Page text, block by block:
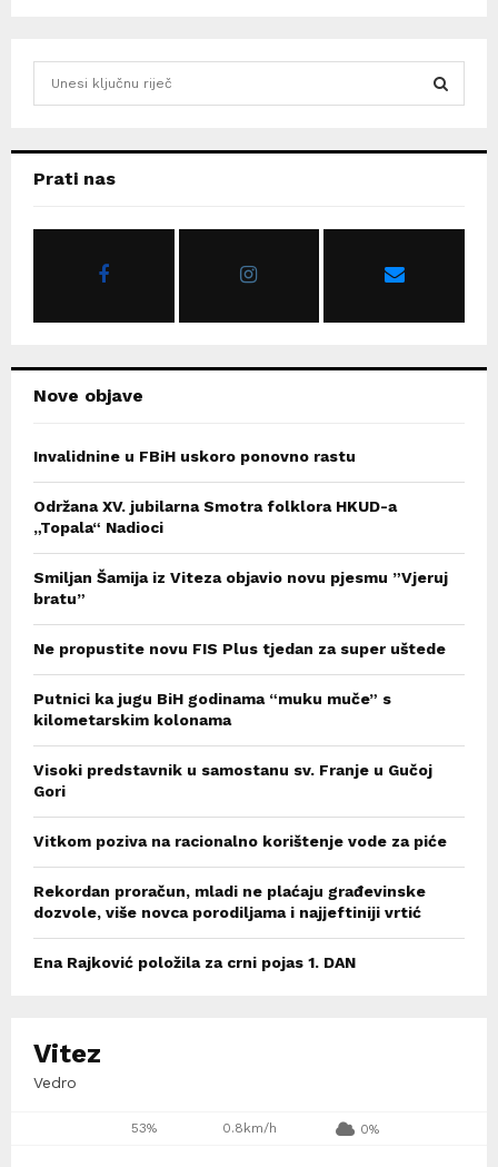
h
o
Prati nas
Nove objave
Invalidnine u FBiH uskoro ponovno rastu
Održana XV. jubilarna Smotra folklora HKUD-a
„Topala“ Nadioci
Smiljan Šamija iz Viteza objavio novu pjesmu ”Vjeruj
bratu”
Ne propustite novu FIS Plus tjedan za super uštede
Putnici ka jugu BiH godinama “muku muče” s
kilometarskim kolonama
Visoki predstavnik u samostanu sv. Franje u Gučoj
Gori
Vitkom poziva na racionalno korištenje vode za piće
Rekordan proračun, mladi ne plaćaju građevinske
dozvole, više novca porodiljama i najjeftiniji vrtić
Ena Rajković položila za crni pojas 1. DAN
Vitez
Vedro
53% 0.8km/h 0%